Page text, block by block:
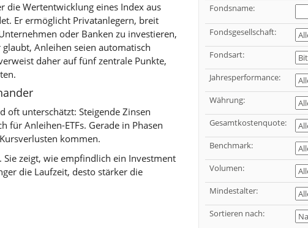
die Wertentwicklung eines Index aus
Er ermöglicht Privatanlegern, breit
oder Banken zu investieren,
Anleihen seien automatisch
daher auf fünf zentrale Punkte,
oft unterschätzt: Steigende Zinsen
für Anleihen-ETFs. Gerade in Phasen
kommen.
zeigt, wie empfindlich ein Investment
die Laufzeit, desto stärker die
Fondsname:
Fondsgesellschaft:
Fondsart:
Jahresperformance:
Währung:
Gesamtkostenquote:
Benchmark:
Volumen:
Mindestalter:
Sortieren nach: